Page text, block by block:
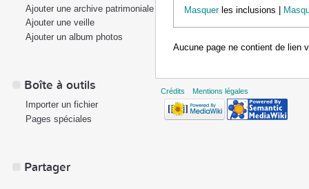
Masquerles inclusions |
Aucune page ne contient de lien
Ajouter une archive patrimoniale
Ajouter une veille
Ajouter un album photos
Boîte à outils
Importer un fichier
Pages spéciales
Partager
Crédits Mentions légales